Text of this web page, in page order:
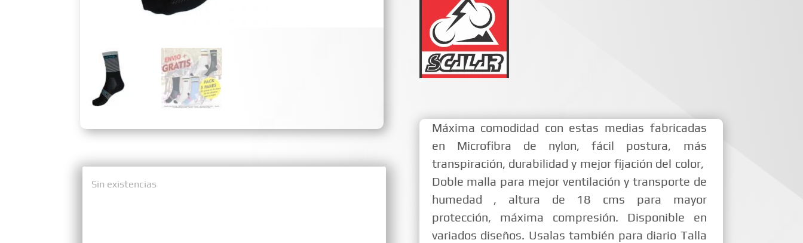
Sin existencias
Máxima comodidad con estas medias fabricadas
en Microfibra de nylon, fácil postura, más
transpiración, durabilidad y mejor fijación del color,
Doble malla para mejor ventilación y transporte de
humedad , altura de 18 cms para mayor
protección, máxima compresión. Disponible en
variados diseños. Usalas también para diario Talla